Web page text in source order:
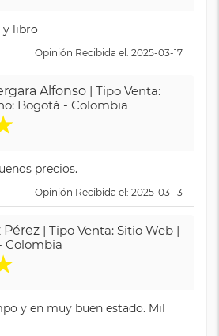
y libro
Opinión Recibida el: 2025-03-17
Alfonso | Tipo Venta:
Bogotá - Colombia
precios.
Opinión Recibida el: 2025-03-13
| Tipo Venta: Sitio Web |
Colombia
y en muy buen estado. Mil